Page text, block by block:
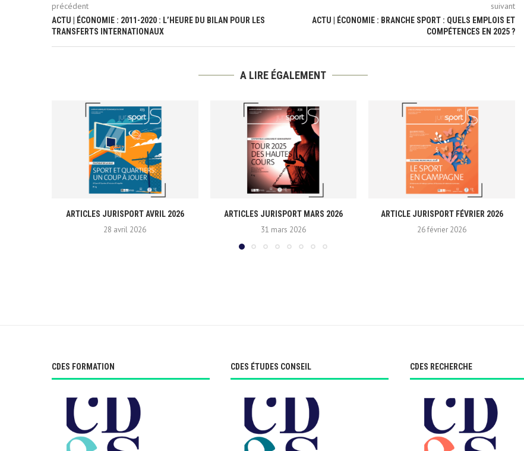
précédent
ACTU | ÉCONOMIE : 2011-2020 : L’HEURE DU BILAN POUR LES
TRANSFERTS INTERNATIONAUX
suivant
ACTU | ÉCONOMIE : BRANCHE SPORT : QUELS EMPLOIS ET
COMPÉTENCES EN 2025 ?
A LIRE ÉGALEMENT
ARTICLES JURISPORT AVRIL 2026
28 avril 2026
ARTICLES JURISPORT MARS 2026
31 mars 2026
ARTICLE JURISPORT FÉVRIER 2026
26 février 2026
CDES FORMATION CDES ÉTUDES CONSEIL CDES RECHERCHE